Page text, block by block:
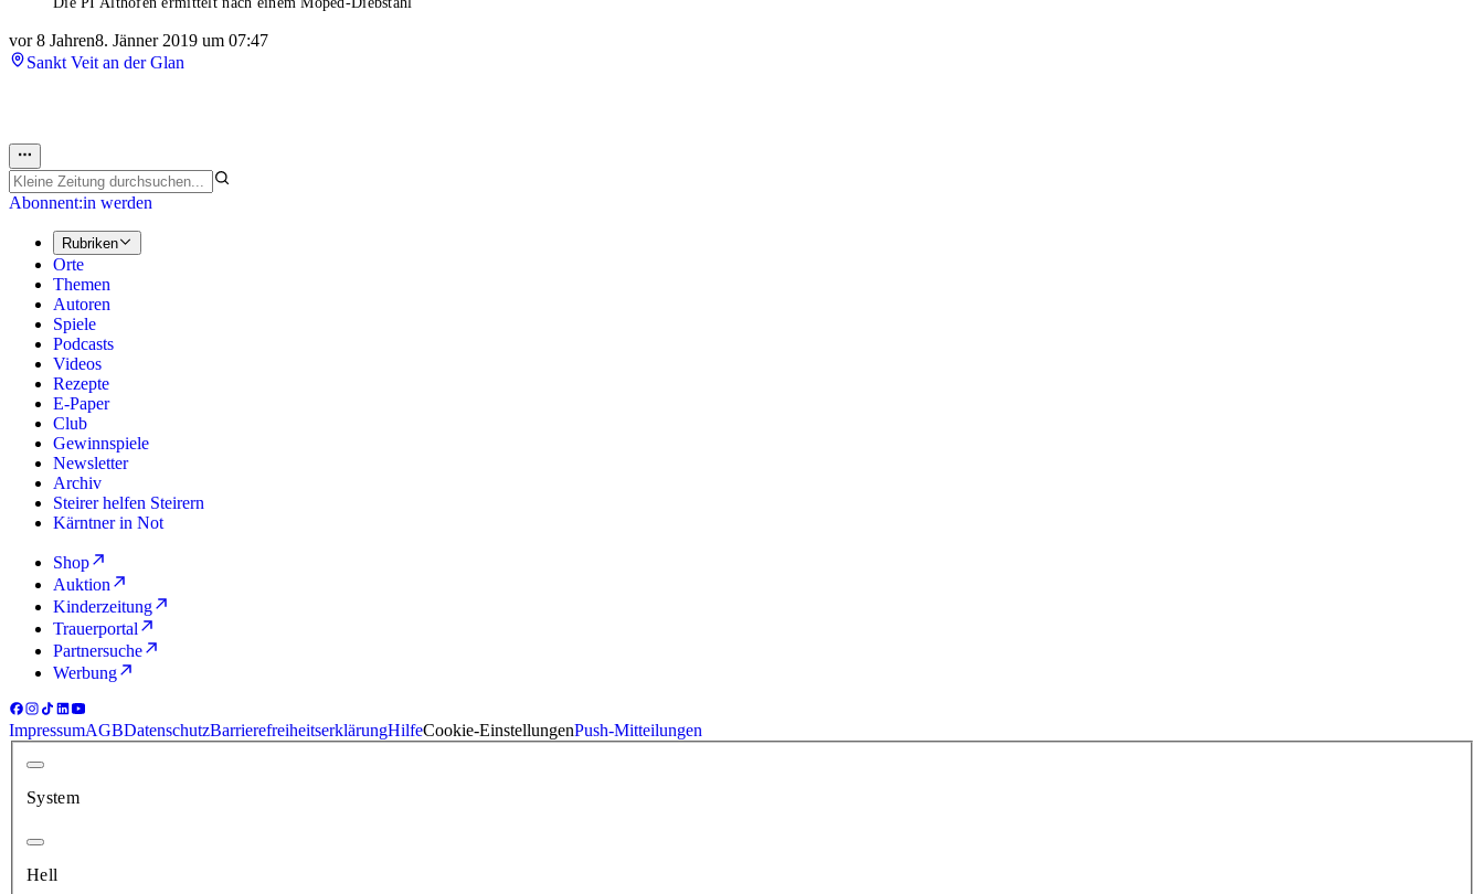
vor 8 Jahren8. Jänner 2019 um 07:47
Sankt Veit an der Glan
Abonnent:in werden
Rubriken
Orte
Themen
Autoren
Spiele
Podcasts
Videos
Rezepte
E-Paper
Club
Gewinnspiele
Newsletter
Archiv
Steirer helfen Steirern
Kärntner in Not
Shop
Auktion
Kinderzeitung
Trauerportal
Partnersuche
Werbung
ImpressumAGBDatenschutzBarrierefreiheitserklärungHilfeCookie-EinstellungenPush-Mitteilungen
System
Hell